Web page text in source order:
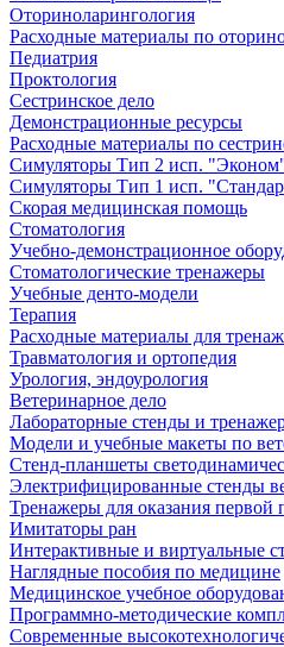
Оториноларингология
Расходные материалы по
Педиатрия
Проктология
Сестринское дело
Демонстрационные ресурсы
Расходные материалы по
Симуляторы Тип 2 исп.
Симуляторы Тип 1 исп.
Скорая медицинская помощь
Стоматология
Учебно-демонстрационное
Стоматологические тренажеры
Учебные денто-модели
Терапия
Расходные материалы для
Травматология и ортопедия
Урология, эндоурология
Ветеринарное дело
Лабораторные стенды и
Модели и учебные макеты по
Стенд-планшеты
Электрифицированные стенды
Тренажеры для оказания
Имитаторы ран
Интерактивные и виртуальные
Наглядные пособия по медицине
Медицинское учебное
Программно-методические
Современные